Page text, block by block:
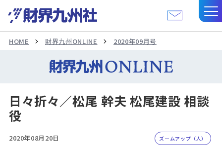
HOME 財界九州ONLINE 2020年09月号
日々折々／松尾 幹夫 松尾建設 相談
役
2020年08月20日 ズームアップ（人）